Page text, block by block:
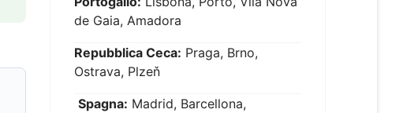
de Gaia, Amadora
Repubblica Ceca: Praga, Brno,
Ostrava, Plzeň
Spagna: Madrid, Barcellona,